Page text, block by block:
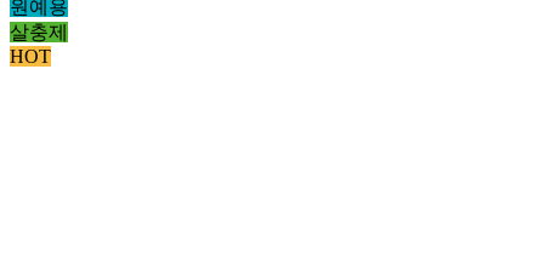
원예용
살충제
HOT